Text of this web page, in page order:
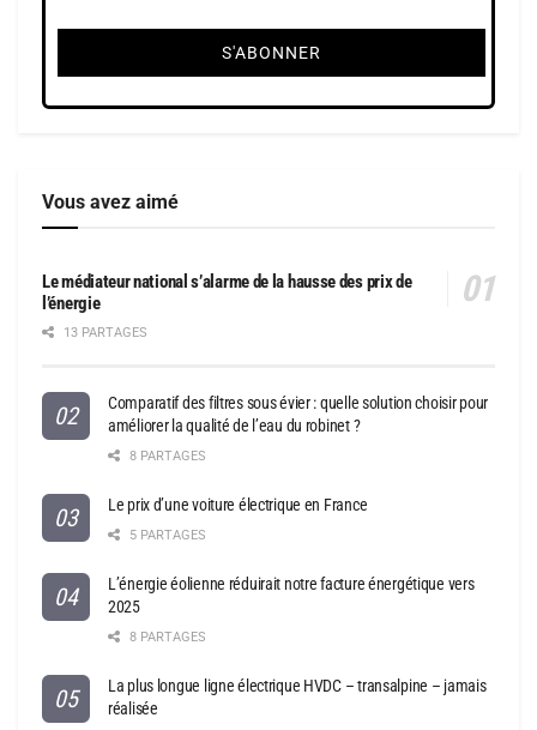
Vous avez aimé
Le médiateur national s’alarme de la hausse des prix de
l’énergie
13 PARTAGES
Comparatif des filtres sous évier : quelle solution choisir pour
améliorer la qualité de l’eau du robinet ?
8 PARTAGES
Le prix d’une voiture électrique en France
5 PARTAGES
L’énergie éolienne réduirait notre facture énergétique vers
2025
8 PARTAGES
La plus longue ligne électrique HVDC – transalpine – jamais
réalisée